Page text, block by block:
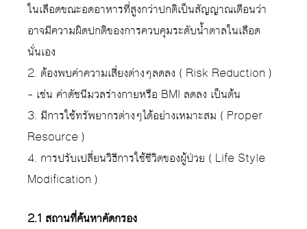
ในเลือดขณะอดอาหารที่สูงกว่าปกติเป็นสัญญาณเตือนว่า
อาจมีความผิดปกติของการควบคุมระดับน้ำตาลในเลือด
นั่นเอง
2. ต้องพบค่าความเสี่ยงต่างๆลดลง ( Risk Reduction )
– เช่น ค่าดัชนีมวลร่างกายหรือ BMI ลดลง เป็นต้น
3. มีการใช้ทรัพยากรต่างๆได้อย่างเหมาะสม ( Proper
Resource )
4. การปรับเปลี่ยนวิธีการใช้ชีวิตของผู้ป่วย ( Life Style
Modification )
2.1 สถานที่ค้นหาคัดกรอง